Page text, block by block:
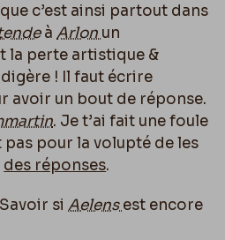
c’est ainsi partout dans
àArlon un
la perte artistique &
! Il faut écrire
avoir un bout de réponse.
. Je t’ai fait une foule
pas pour la volupté de les
des réponses.
siAelensest encore